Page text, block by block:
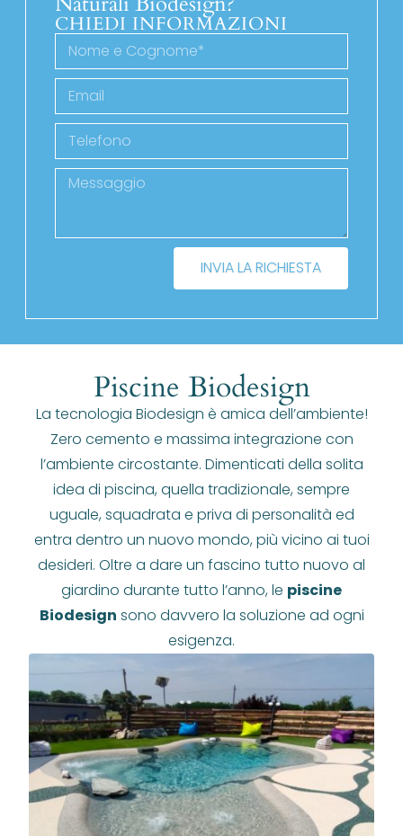
CHIEDI INFORMAZIONI
INVIA LA RICHIESTA
Piscine Biodesign
La tecnologia Biodesign è amica dell’ambiente!
Zero cemento e massima integrazione con
l’ambiente circostante. Dimenticati della solita
idea di piscina, quella tradizionale, sempre
uguale, squadrata e priva di personalità ed
entra dentro un nuovo mondo, più vicino ai tuoi
desideri. Oltre a dare un fascino tutto nuovo al
giardino durante tutto l’anno, le piscine
Biodesign sono davvero la soluzione ad ogni
esigenza.